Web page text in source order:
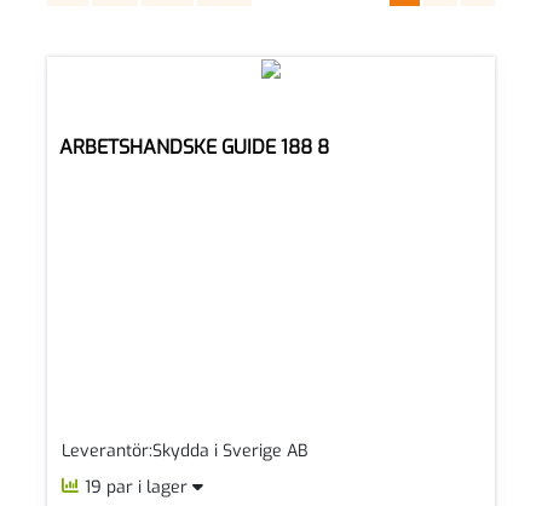
ARBETSHANDSKE GUIDE 188 8
Leverantör:Skydda i Sverige AB
19 par i lager